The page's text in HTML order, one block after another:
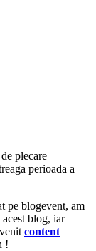
plecare
perioada a
pe blogevent, am
acest blog, iar
content
!